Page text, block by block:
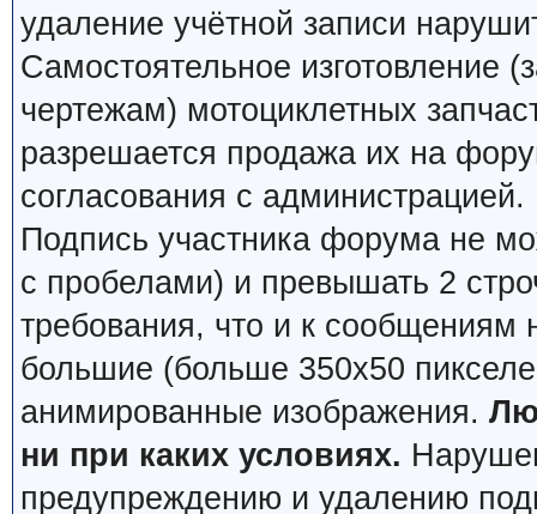
удаление учётной записи
Самостоятельное изготовление
чертежам) мотоциклетных
разрешается продажа их на
согласования с администрацией.
Подпись участника форума не
с пробелами) и превышать 2
требования, что и к
большие (больше 350x50
анимированные изображения.
ни при каких условиях.
предупреждению и удалению